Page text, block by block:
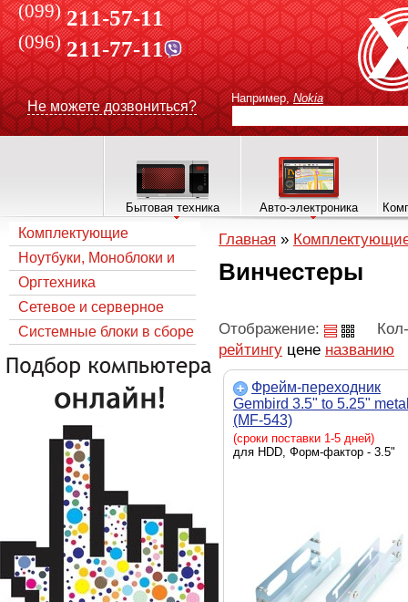
(099) 211-57-11
(096)211-77-11
Не можете дозвониться?
Например, Nokia
Бытовая техника Авто-электроника
Комплектующие
Ноутбуки, Моноблоки и
все для них
Оргтехника
Сетевое и серверное
оборудование
Системные блоки в сборе
Главная »
Винчестеры
Отображение:
рейтингу цене названию
Фрейм-переходник
Gembird 3.5" to 5.25"
(MF-543)
(сроки поставки 1-5 дней)
для HDD, Форм-фактор - 3.5"